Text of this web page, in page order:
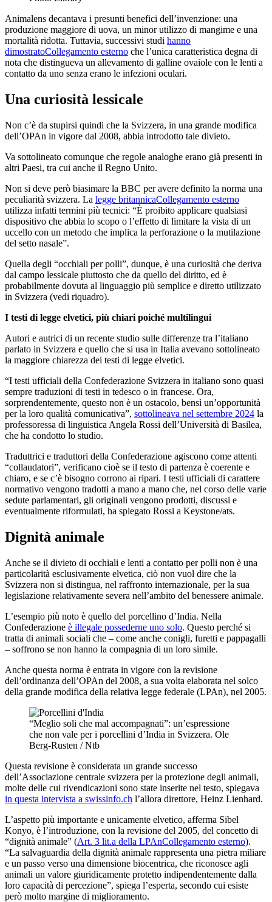
Animalens decantava i presunti benefici dell’invenzione: una
produzione maggiore di uova, un minor utilizzo di mangime e una
mortalità ridotta. Tuttavia, successivi studi hanno
dimostratoCollegamento esterno che l’unica caratteristica degna di
nota che distingueva un allevamento di galline ovaiole con le lenti a
contatto da uno senza erano le infezioni oculari.
Una curiosità lessicale
Non c’è da stupirsi quindi che la Svizzera, in una grande modifica
dell’OPAn in vigore dal 2008, abbia introdotto tale divieto.
Va sottolineato comunque che regole analoghe erano già presenti in
altri Paesi, tra cui anche il Regno Unito.
Non si deve però biasimare la BBC per avere definito la norma una
peculiarità svizzera. La legge britannicaCollegamento esterno
utilizza infatti termini più tecnici: “È proibito applicare qualsiasi
dispositivo che abbia lo scopo o l’effetto di limitare la vista di un
uccello con un metodo che implica la perforazione o la mutilazione
del setto nasale”.
Quella degli “occhiali per polli”, dunque, è una curiosità che deriva
dal campo lessicale piuttosto che da quello del diritto, ed è
probabilmente dovuta al linguaggio più semplice e diretto utilizzato
in Svizzera (vedi riquadro).
I testi di legge elvetici, più chiari poiché multilingui
Autori e autrici di un recente studio sulle differenze tra l’italiano
parlato in Svizzera e quello che si usa in Italia avevano sottolineato
la maggiore chiarezza dei testi di legge elvetici.
“I testi ufficiali della Confederazione Svizzera in italiano sono quasi
sempre traduzioni di testi in tedesco o in francese. Ora,
sorprendentemente, questo non è un ostacolo, bensì un’opportunità
per la loro qualità comunicativa”, sottolineava nel settembre 2024 la
professoressa di linguistica Angela Rossi dell’Università di Basilea,
che ha condotto lo studio.
Traduttrici e traduttori della Confederazione agiscono come attenti
“collaudatori”, verificano cioè se il testo di partenza è coerente e
chiaro, e se c’è bisogno corrono ai ripari. I testi ufficiali di carattere
normativo vengono tradotti a mano a mano che, nel corso delle varie
sedute parlamentari, gli originali vengono prodotti, discussi e
eventualmente riformulati, ha spiegato Rossi a Keystone/ats.
Dignità animale
Anche se il divieto di occhiali e lenti a contatto per polli non è una
particolarità esclusivamente elvetica, ciò non vuol dire che la
Svizzera non si distingua, nel raffronto internazionale, per la sua
legislazione relativamente severa nell’ambito del benessere animale.
L’esempio più noto è quello del porcellino d’India. Nella
Confederazione è illegale possederne uno solo. Questo perché si
tratta di animali sociali che – come anche conigli, furetti e pappagalli
– soffrono se non hanno la compagnia di un loro simile.
Anche questa norma è entrata in vigore con la revisione
dell’ordinanza dell’OPAn del 2008, a sua volta elaborata nel solco
della grande modifica della relativa legge federale (LPAn), nel 2005.
“Meglio soli che mal accompagnati”: un’espressione
che non vale per i porcellini d’India in Svizzera. Ole
Berg-Rusten / Ntb
Questa revisione è considerata un grande successo
dell’Associazione centrale svizzera per la protezione degli animali,
molte delle cui rivendicazioni sono state inserite nel testo, spiegava
in questa intervista a swissinfo.ch l’allora direttore, Heinz Lienhard.
L’aspetto più importante e unicamente elvetico, afferma Sibel
Konyo, è l’introduzione, con la revisione del 2005, del concetto di
“dignità animale” (Art. 3 lit.a della LPAnCollegamento esterno).
“La salvaguardia della dignità animale rappresenta una pietra miliare
e un passo verso una dimensione biocentrica, che riconosce agli
animali un valore giuridicamente protetto indipendentemente dalla
loro capacità di percezione”, spiega l’esperta, secondo cui esiste
però molto margine di miglioramento.